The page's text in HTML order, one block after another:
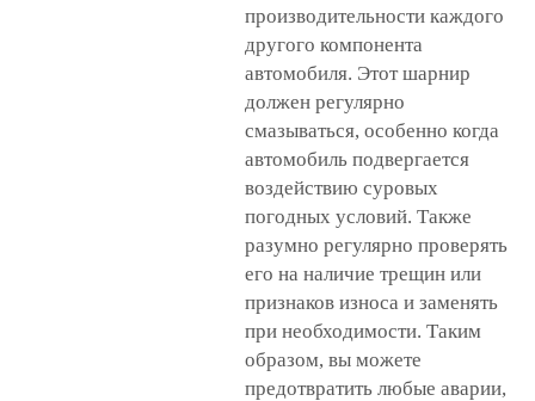
производительности каждого
другого компонента
автомобиля. Этот шарнир
должен регулярно
смазываться, особенно когда
автомобиль подвергается
воздействию суровых
погодных условий. Также
разумно регулярно проверять
его на наличие трещин или
признаков износа и заменять
при необходимости. Таким
образом, вы можете
предотвратить любые аварии,